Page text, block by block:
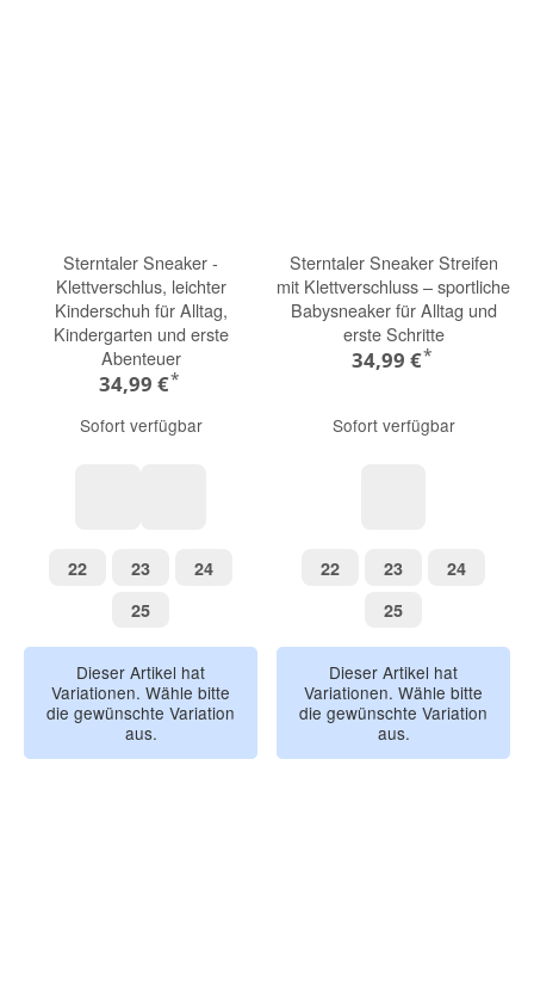
Sterntaler Sneaker -
Klettverschlus, leichter
Kinderschuh für Alltag,
Kindergarten und erste
Abenteuer
34,99 €*
Sofort verfügbar
2222 2323 2424
2525
Dieser Artikel hat
Variationen. Wähle bitte
die gewünschte Variation
aus.
Sterntaler Sneaker Streifen
mit Klettverschluss – sportliche
Babysneaker für Alltag und
erste Schritte
34,99 €*
Sofort verfügbar
2222 2323 2424
2525
Dieser Artikel hat
Variationen. Wähle bitte
die gewünschte Variation
aus.